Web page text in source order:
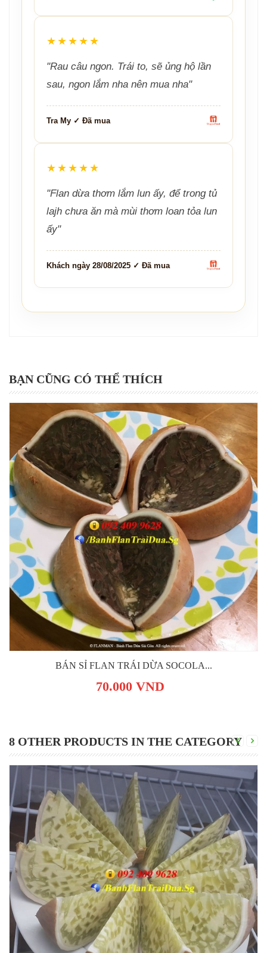
★★★★★
"Rau câu ngon. Trái to, sẽ ủng hộ lần
sau, ngon lắm nha nên mua nha"
Tra My ✓ Đã mua
★★★★★
"Flan dừa thơm lắm lun ấy, để trong tủ
lajh chưa ăn mà mùi thơm loan tỏa lun
ấy"
Khách ngày 28/08/2025 ✓ Đã mua
BẠN CŨNG CÓ THỂ THÍCH
BÁN SỈ FLAN TRÁI DỪA SOCOLA...
70.000 VND
8 OTHER PRODUCTS IN THE CATEGORY